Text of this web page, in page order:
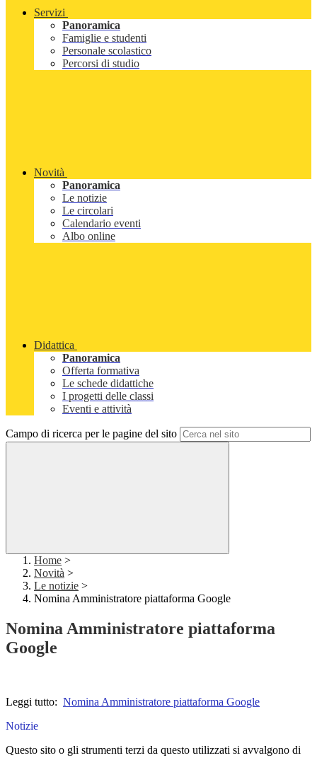
Servizi
Panoramica
Famiglie e studenti
Personale scolastico
Percorsi di studio
Novità
Panoramica
Le notizie
Le circolari
Calendario eventi
Albo online
Didattica
Panoramica
Offerta formativa
Le schede didattiche
I progetti delle classi
Eventi e attività
Campo di ricerca per le pagine del sito
Home >
Novità >
Le notizie >
Nomina Amministratore piattaforma Google
Nomina Amministratore piattaforma
Google
Leggi tutto: Nomina Amministratore piattaforma Google
Notizie
Questo sito o gli strumenti terzi da questo utilizzati si avvalgono di